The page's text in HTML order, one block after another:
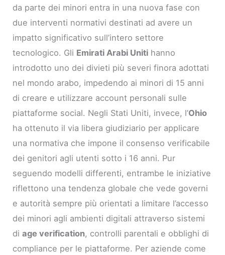
da parte dei minori entra in una nuova fase con
due interventi normativi destinati ad avere un
impatto significativo sull’intero settore
tecnologico. Gli Emirati Arabi Uniti hanno
introdotto uno dei divieti più severi finora adottati
nel mondo arabo, impedendo ai minori di 15 anni
di creare e utilizzare account personali sulle
piattaforme social. Negli Stati Uniti, invece, l’Ohio
ha ottenuto il via libera giudiziario per applicare
una normativa che impone il consenso verificabile
dei genitori agli utenti sotto i 16 anni. Pur
seguendo modelli differenti, entrambe le iniziative
riflettono una tendenza globale che vede governi
e autorità sempre più orientati a limitare l’accesso
dei minori agli ambienti digitali attraverso sistemi
diage verification, controlli parentali e obblighi di
compliance per le piattaforme. Per aziende come